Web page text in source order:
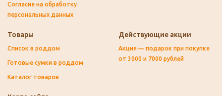
Согласие на обработку
персональных данных
Товары
Список в роддом
Готовые сумки в роддом
Каталог товаров
Действующие акции
Акция — подарок при покупке
от 3000 и 7000 рублей